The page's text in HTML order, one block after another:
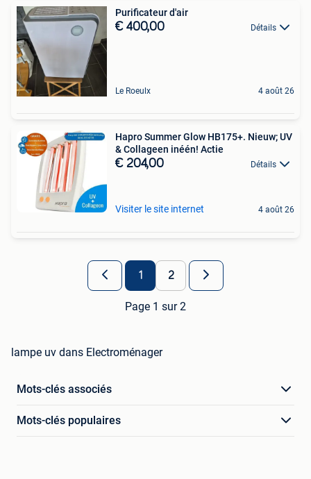
Purificateur d'air
€ 400,00 Détails
Le Roeulx 4 août 26
Hapro Summer Glow HB175+. Nieuw; UV
& Collageen inéén! Actie
€ 204,00 Détails
Visiter le site internet 4 août 26
1 2
Page 1 sur 2
lampe uv dans Electroménager
Mots-clés associés
Mots-clés populaires